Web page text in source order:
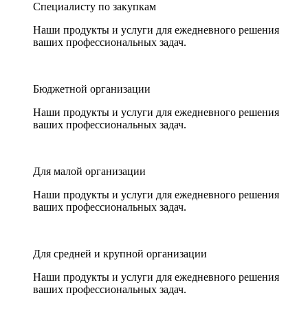
Специалисту по закупкам
Наши продукты и услуги для ежедневного решения
ваших профессиональных задач.
Бюджетной организации
Наши продукты и услуги для ежедневного решения
ваших профессиональных задач.
Для малой организации
Наши продукты и услуги для ежедневного решения
ваших профессиональных задач.
Для средней и крупной организации
Наши продукты и услуги для ежедневного решения
ваших профессиональных задач.